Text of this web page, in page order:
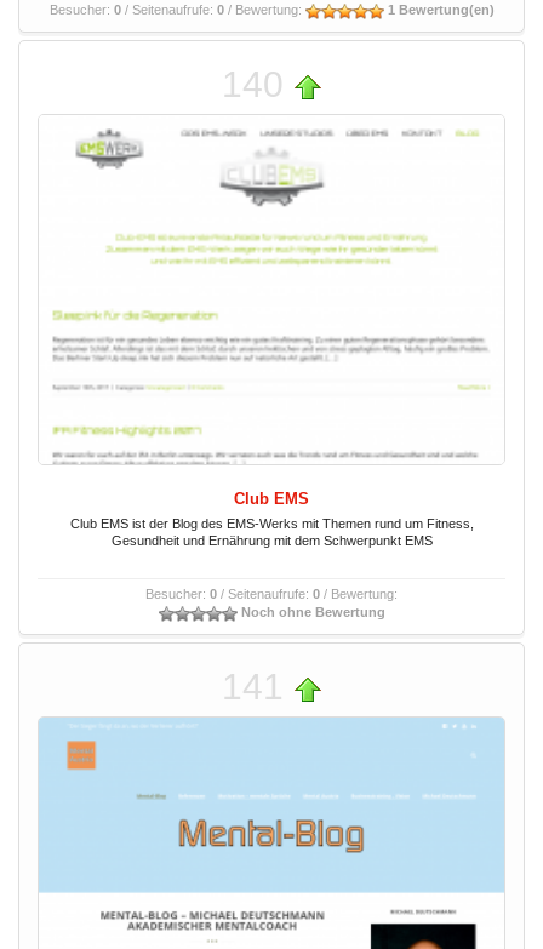
Besucher: 0/ Seitenaufrufe: 0/ Bewertung: 1 Bewertung(en)
140
Club EMS
Club EMS ist der Blog des EMS-Werks mit Themen rund um Fitness,
Gesundheit und Ernährung mit dem Schwerpunkt EMS
Besucher: 0 / Seitenaufrufe: 0 / Bewertung:
Noch ohne Bewertung
141